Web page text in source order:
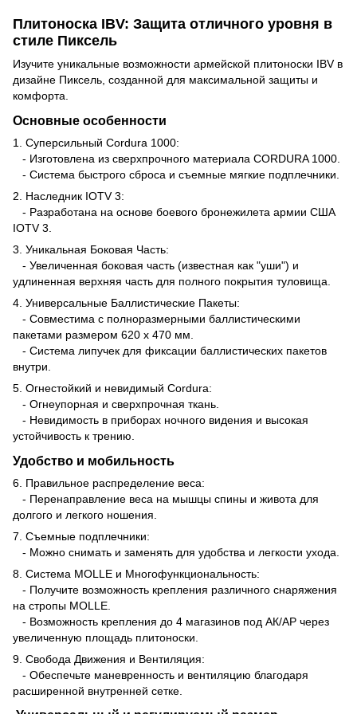
Плитоноска IBV: Защита отличного уровня в
стиле Пиксель
Изучите уникальные возможности армейской плитоноски IBV в
дизайне Пиксель, созданной для максимальной защиты и
комфорта.
Основные особенности
1. Суперсильный Cordura 1000:
- Изготовлена из сверхпрочного материала CORDURA 1000.
- Система быстрого сброса и съемные мягкие подплечники.
2. Наследник IOTV 3:
- Разработана на основе боевого бронежилета армии США
IOTV 3.
3. Уникальная Боковая Часть:
- Увеличенная боковая часть (известная как "уши") и
удлиненная верхняя часть для полного покрытия туловища.
4. Универсальные Баллистические Пакеты:
- Совместима с полноразмерными баллистическими
пакетами размером 620 х 470 мм.
- Система липучек для фиксации баллистических пакетов
внутри.
5. Огнестойкий и невидимый Cordura:
- Огнеупорная и сверхпрочная ткань.
- Невидимость в приборах ночного видения и высокая
устойчивость к трению.
Удобство и мобильность
6. Правильное распределение веса:
- Перенаправление веса на мышцы спины и живота для
долгого и легкого ношения.
7. Съемные подплечники:
- Можно снимать и заменять для удобства и легкости ухода.
8. Система MOLLE и Многофункциональность:
- Получите возможность крепления различного снаряжения
на стропы MOLLE.
- Возможность крепления до 4 магазинов под АК/АР через
увеличенную площадь плитоноски.
9. Свобода Движения и Вентиляция:
- Обеспечьте маневренность и вентиляцию благодаря
расширенной внутренней сетке.